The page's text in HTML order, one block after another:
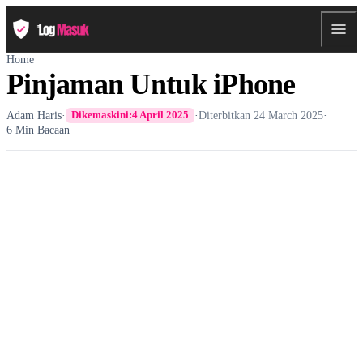
Home
Pinjaman Untuk iPhone
Adam Haris· Dikemaskini:4 April 2025 ·Diterbitkan 24 March 2025·
6 Min Bacaan